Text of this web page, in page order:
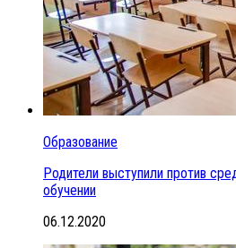
Образование
Родители выступили против
обучении
06.12.2020